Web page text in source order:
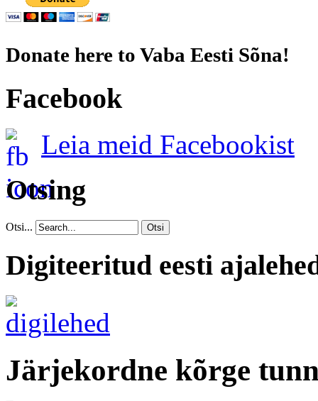
Donate here to Vaba Eesti Sõna!
Facebook
Leia meid Facebookist
Otsing
Otsi... Otsi
Digiteeritud eesti
Järjekordne kõrge